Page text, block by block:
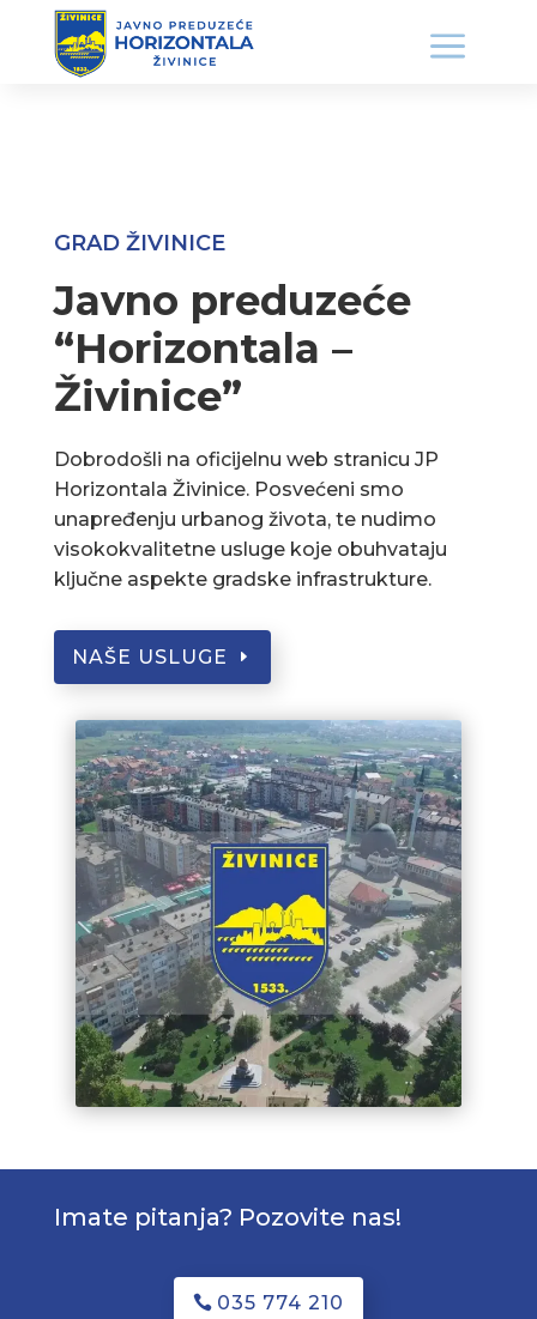
GRAD ŽIVINICE
Javno preduzeće
“Horizontala –
Živinice”
Dobrodošli na oficijelnu web stranicu JP
Horizontala Živinice. Posvećeni smo
unapređenju urbanog života, te nudimo
visokokvalitetne usluge koje obuhvataju
ključne aspekte gradske infrastrukture.
NAŠE USLUGE
Imate pitanja? Pozovite nas!
035 774 210